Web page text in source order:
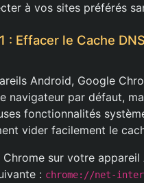
à vos sites préférés
: Effacer le Cache
Android, Google
navigateur par défaut,
fonctionnalités
vider facilement le
Chrome sur votre
: chrome://net-